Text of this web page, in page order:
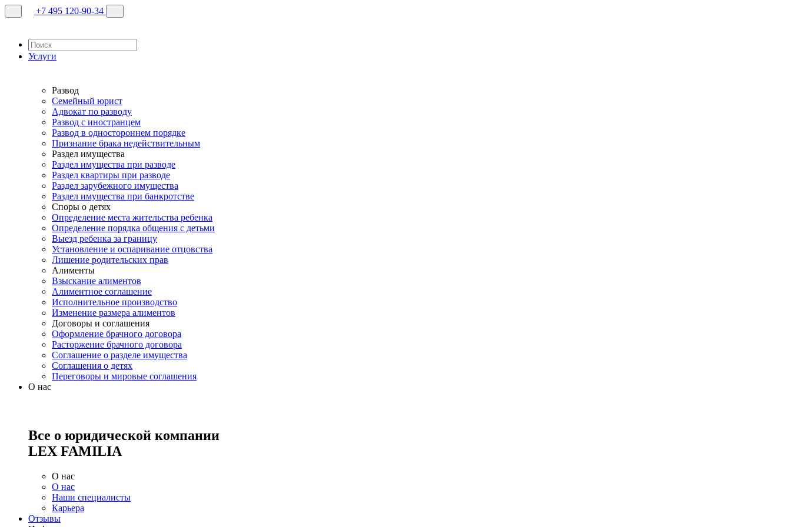
+7 495 120-90-34
Услуги
Развод
Семейный юрист
Адвокат по разводу
Развод с иностранцем
Развод в одностороннем порядке
Признание брака недействительным
Раздел имущества
Раздел имущества при разводе
Раздел квартиры при разводе
Раздел зарубежного имущества
Раздел имущества при банкротстве
Споры о детях
Определение места жительства ребенка
Определение порядка общения с детьми
Выезд ребенка за границу
Установление и оспаривание отцовства
Лишение родительских прав
Алименты
Взыскание алиментов
Алиментное соглашение
Исполнительное производство
Изменение размера алиментов
Договоры и соглашения
Оформление брачного договора
Расторжение брачного договора
Соглашение о разделе имущества
Соглашения о детях
Переговоры и мировые соглашения
О нас
Все о юридической компании
LEX FAMILIA
О нас
О нас
Наши специалисты
Карьера
Отзывы